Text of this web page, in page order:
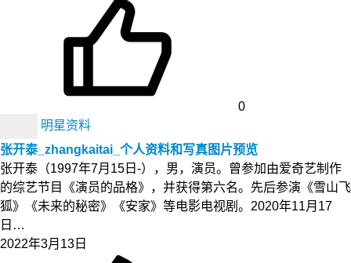
0
明星资料
张开泰_zhangkaitai_个人资料和写真图片预览
张开泰（1997年7月15日-），男，演员。曾参加由爱奇艺制作
的综艺节目《演员的品格》，并获得第六名。先后参演《雪山飞
狐》《未来的秘密》《安家》等电影电视剧。2020年11月17
日…
2022年3月13日